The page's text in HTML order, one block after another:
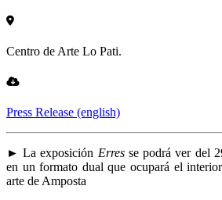
Centro de Arte Lo Pati.
Press Release (english)
► La exposición Erresse podrá ver del
en un formato dual que ocupará el
arte de Amposta